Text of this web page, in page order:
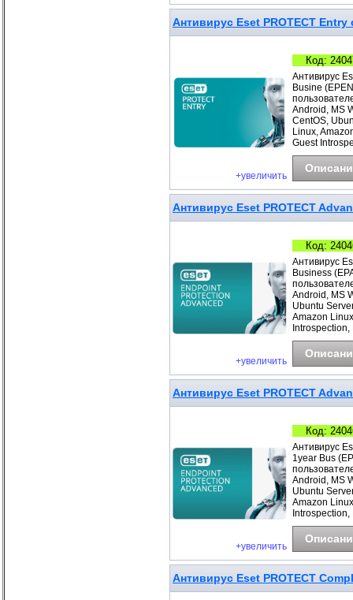
Антивирус Eset PROTECT
+увеличить
Код:
Антивирус
Busine
Android, MS
CentOS,
Linux,
Guest
Антивирус Eset PROTECT
+увеличить
Код:
Антивирус
Business
Android, MS
Ubuntu
Amazon
Антивирус Eset PROTECT
+увеличить
Код:
Антивирус
1year Bus
Android, MS
Ubuntu
Amazon
Антивирус Eset PROTECT